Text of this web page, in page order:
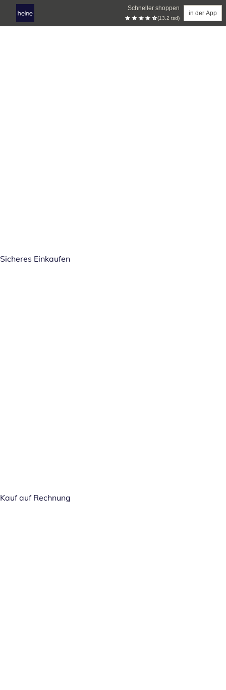
Schneller shoppen
(13.2 tsd)
in der App
Sicheres Einkaufen
Kauf auf Rechnung